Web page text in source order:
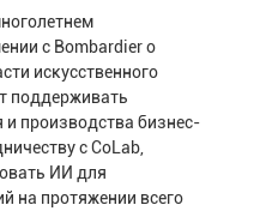
с Bombardier о
искусственного
поддерживать
производства бизнес-
с CoLab,
ИИ для
на протяжении всего